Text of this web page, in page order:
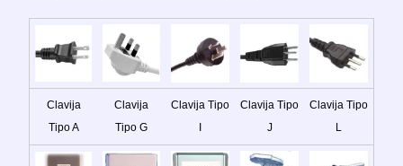
Clavija
Tipo A
Clavija
Tipo G
Clavija Tipo
I
Clavija Tipo
J
Clavija Tipo
L